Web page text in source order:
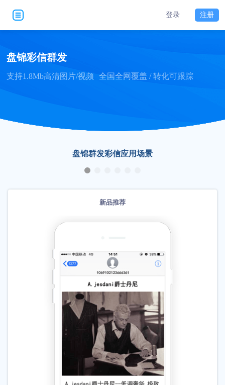
登录 注册
盘锦彩信群发
支持1.8Mb高清图片/视频 全国全网覆盖 / 转化可跟踪
盘锦群发彩信应用场景
新品推荐